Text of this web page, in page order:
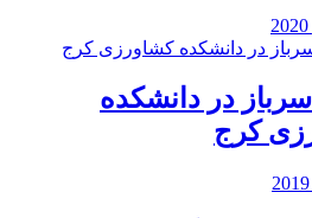
در دانشکده
کرج